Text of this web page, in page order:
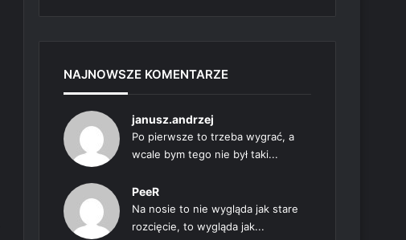
NAJNOWSZE KOMENTARZE
janusz.andrzej
Po pierwsze to trzeba wygrać, a
wcale bym tego nie był taki...
PeeR
Na nosie to nie wygląda jak stare
rozcięcie, to wygląda jak...